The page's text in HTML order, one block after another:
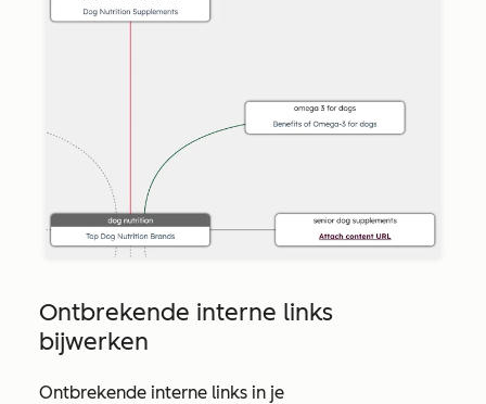
Ontbrekende interne links
bijwerken
Ontbrekende interne links in je